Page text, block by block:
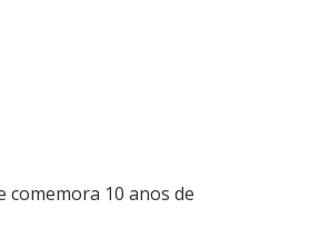
comemora 10 anos de